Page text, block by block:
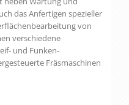
das Anfertigen spezieller
von
verschiedene
und Funken-
Fräsmaschinen